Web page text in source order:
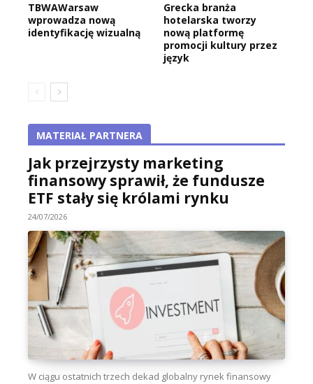
TBWAWarsaw
wprowadza nową
identyfikację wizualną
Grecka branża
hotelarska tworzy
nową platformę
promocji kultury przez
język
MATERIAŁ PARTNERA
Jak przejrzysty marketing
finansowy sprawił, że fundusze
ETF stały się królami rynku
24/07/2026
W ciągu ostatnich trzech dekad globalny rynek finansowy